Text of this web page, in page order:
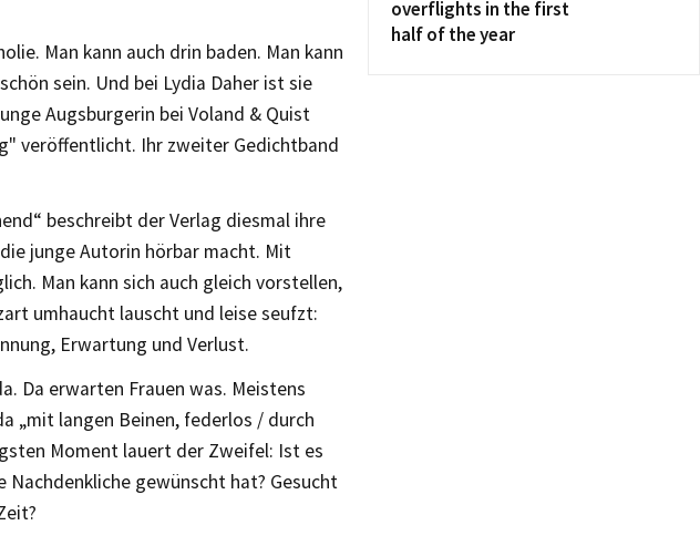
Man kann auch drin baden. Man kann
sein. Und bei Lydia Daher ist sie
Augsburgerin bei Voland & Quist
veröffentlicht. Ihr zweiter Gedichtband
beschreibt der Verlag diesmal ihre
junge Autorin hörbar macht. Mit
Man kann sich auch gleich vorstellen,
umhaucht lauscht und leise seufzt:
Erwartung und Verlust.
Da erwarten Frauen was. Meistens
„mit langen Beinen, federlos / durch
Moment lauert der Zweifel: Ist es
Nachdenkliche gewünscht hat? Gesucht
overflights in the first
half of the year